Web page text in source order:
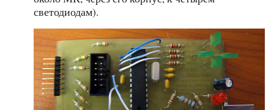
светодиодам).